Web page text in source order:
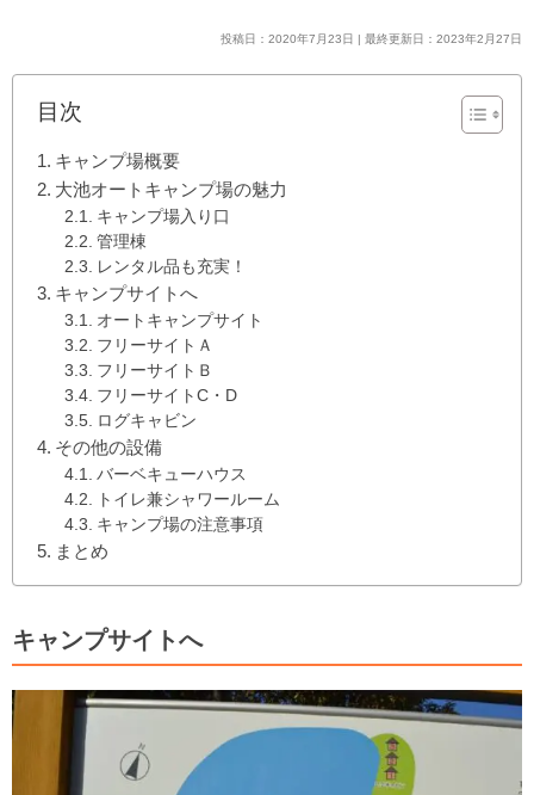
投稿日：2020年7月23日 | 最終更新日：2023年2月27日
目次
キャンプ場概要
大池オートキャンプ場の魅力
キャンプ場入り口
管理棟
レンタル品も充実！
キャンプサイトへ
オートキャンプサイト
フリーサイトＡ
フリーサイトＢ
フリーサイトC・D
ログキャビン
その他の設備
バーベキューハウス
トイレ兼シャワールーム
キャンプ場の注意事項
まとめ
キャンプサイトへ